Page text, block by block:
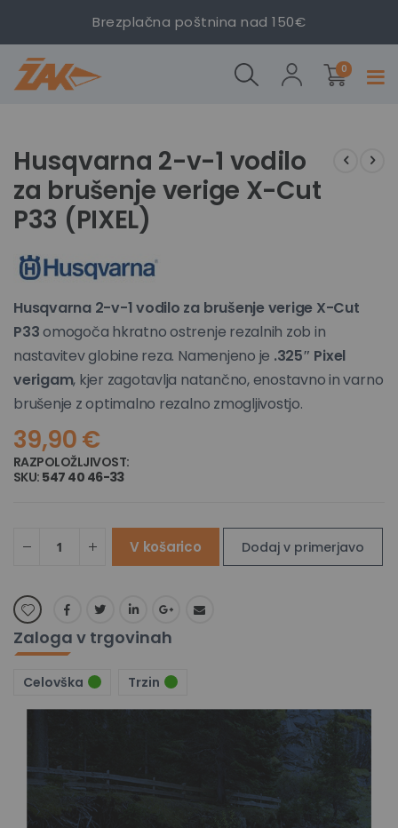
Brezplačna poštnina nad 150€
0izdelki
na
konec
galerije
slik
verige X-
Cut P33
na
začetek
galerije
slik
Husqvarna 2-v-1 vodilo
za brušenje verige X-Cut
P33 (PIXEL)
Husqvarna 2-v-1 vodilo za brušenje verige X-Cut
P33omogoča hkratno ostrenje rezalnih zob in
nastavitev globine reza. Namenjeno je .325″ Pixel
verigam, kjer zagotavlja natančno, enostavno in varno
brušenje z optimalno rezalno zmogljivostjo.
39,90 €
RAZPOLOŽLJIVOST:
SKU 547 40 46-33
V košarico Dodaj v primerjavo
Zaloga v trgovinah
Celovška Trzin